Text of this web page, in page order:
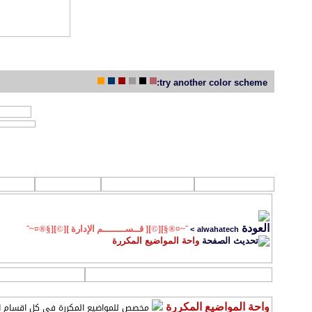
try another color scheme:
alwahatech
> ˆ~¤®§][©][ قــســــــــم الإدارة ][©][§®¤~ˆ
واحة المواضيع المكررة
واحة المواضيع المكررة مخصص للمواضيع المكررة في كل اقسام